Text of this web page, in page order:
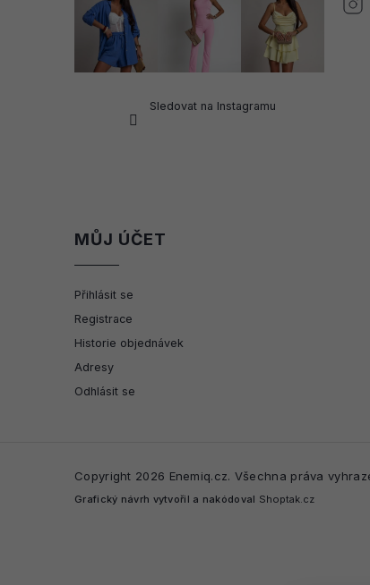
Sledovat na Instagramu
MŮJ ÚČET
Přihlásit se
Registrace
Historie objednávek
Adresy
Odhlásit se
Copyright 2026 Enemiq.cz. Všechna práva
Grafický návrh vytvořil a nakódoval Shoptak.cz